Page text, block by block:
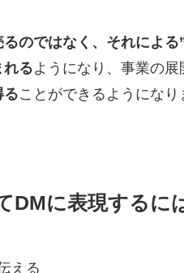
のではなく、それによる
れるようになり、事業の展
ることができるようになり
DMに表現するに
える